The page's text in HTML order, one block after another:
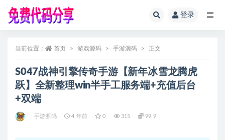
登录
当前位置： 首页 游戏源码 手游源码 正文
S047战神引擎传奇手游【新年冰雪龙腾虎
跃】全新整理win半手工服务端+充值后台
+双端
手游源码 4 年前 0 315 99.9